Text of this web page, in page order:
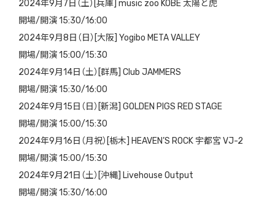
2024年9月7日（土）[兵庫] music zoo KOBE 太陽と虎
開場/開演 15:30/16:00
2024年9月8日（日）[大阪] Yogibo META VALLEY
開場/開演 15:00/15:30
2024年9月14日（土）[群馬] Club JAMMERS
開場/開演 15:30/16:00
2024年9月15日（日）[新潟] GOLDEN PIGS RED STAGE
開場/開演 15:00/15:30
2024年9月16日（月祝）[栃木] HEAVEN’S ROCK 宇都宮 VJ-2
開場/開演 15:00/15:30
2024年9月21日（土）[沖縄] Livehouse Output
開場/開演 15:30/16:00